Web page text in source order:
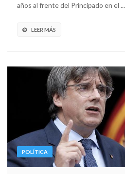
años al frente del Principado en el ...
LEER MÁS
POLÍTICA